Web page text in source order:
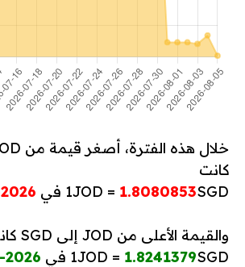
كانت
1JOD = 1.8080853SGD في 2026-08-05
والقيمة الأعلى من JOD إلى SGD كانت
1JOD = 1.8241379SGD في 2026-07-08